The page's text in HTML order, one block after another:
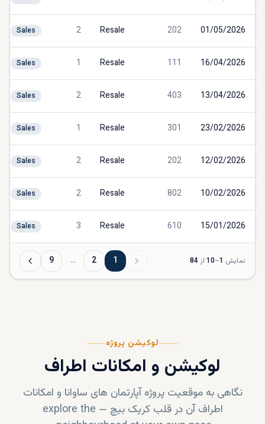
01/05/2026
202
Resale
2
Sales
16/04/2026
111
Resale
1
Sales
13/04/2026
403
Resale
2
Sales
23/02/2026
301
Resale
1
Sales
12/02/2026
202
Resale
2
Sales
10/02/2026
802
Resale
2
Sales
15/01/2026
610
Resale
3
Sales
نمایش 1
–
10 از 84
1
2
…
9
لوکیشن پروژه
لوکیشن و امکانات اطراف
نگاهی به موقعیت پروژه آپارتمان های ساوانا و امکانات
اطراف آن در قلب کریک بیچ —
explore the